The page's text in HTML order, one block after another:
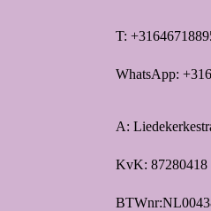
T:
WhatsApp:
A:
KvK: 87280418